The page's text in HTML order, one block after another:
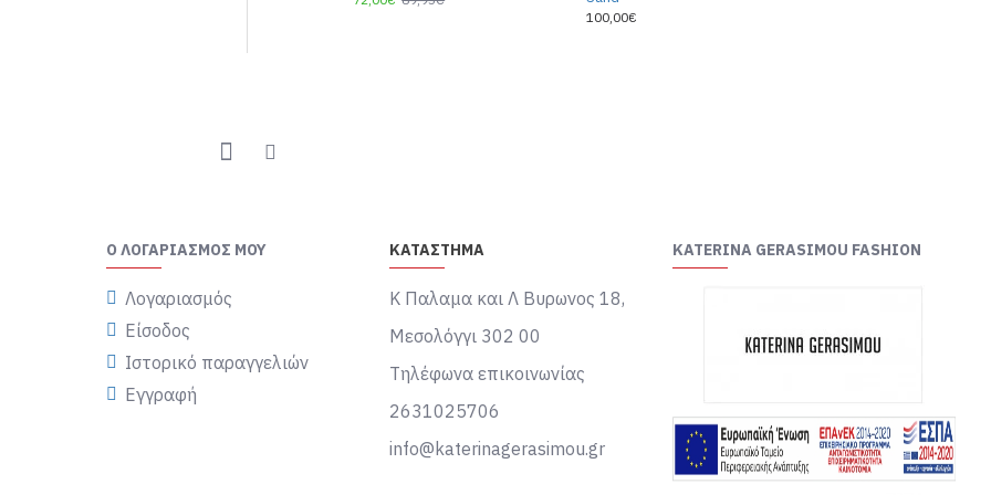
100,00€
Ο ΛΟΓΑΡΙΑΣΜΌΣ ΜΟΥ
Λογαριασμός
Είσοδος
Ιστορικό παραγγελιών
Εγγραφή
ΚΑΤΑΣΤΗΜΑ
Κ Παλαμα και Λ Βυρωνος 18,
Μεσολόγγι 302 00
Τηλέφωνα επικοινωνίας
2631025706
info@katerinagerasimou.gr
KATERINA GERASIMOU FASHION